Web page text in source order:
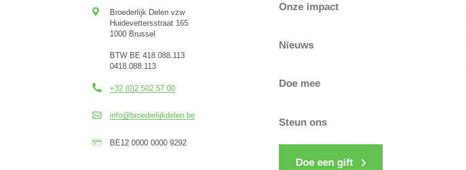
Broederlijk Delen vzw
Huidevettersstraat 165
1000 Brussel
BTW BE 418.088.113
0418.088.113
+32 (0)2 502 57 00
info@broederlijkdelen.be
BE12 0000 0000 9292
Onze impact
Nieuws
Doe mee
Steun ons
Doe een gift